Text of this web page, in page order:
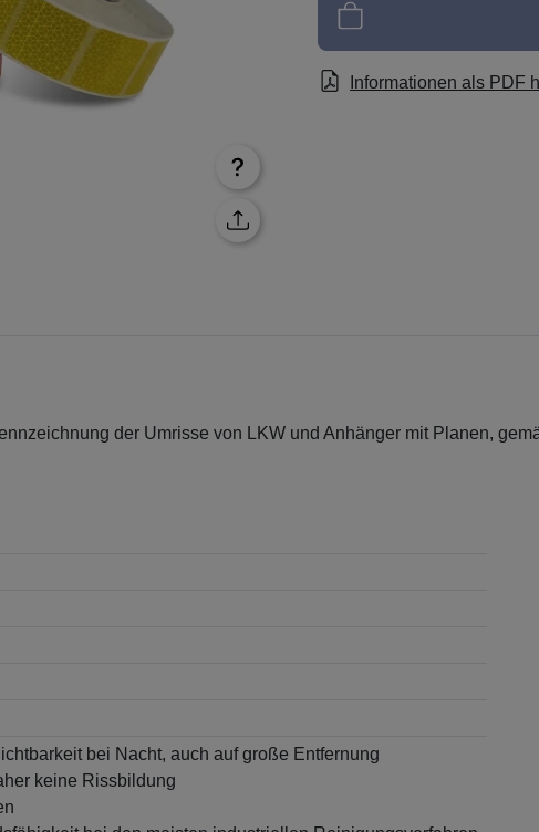
Informationen als PDF
der Umrisse von LKW und Anhänger mit Planen,
bei Nacht, auch auf große Entfernung
keine Rissbildung